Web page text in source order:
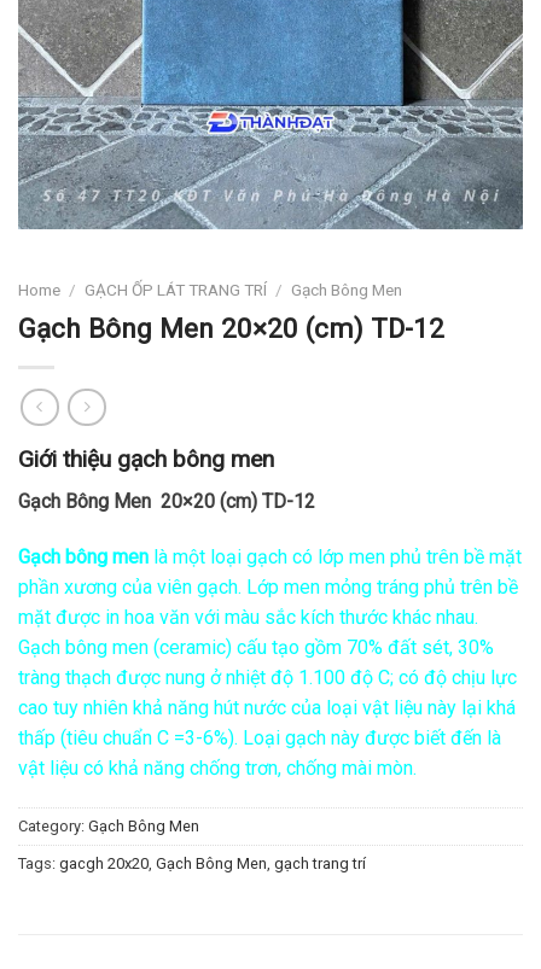
Home / GẠCH ỐP LÁT TRANG TRÍ / Gạch Bông Men
Gạch Bông Men 20×20 (cm) TD-12
Giới thiệu gạch bông men
Gạch Bông Men 20×20 (cm) TD-12
Gạch bông men là một loại gạch có lớp men phủ trên bề mặt
phần xương của viên gạch. Lớp men mỏng tráng phủ trên bề
mặt được in hoa văn với màu sắc kích thước khác nhau.
Gạch bông men (ceramic) cấu tạo gồm 70% đất sét, 30%
tràng thạch được nung ở nhiệt độ 1.100 độ C; có độ chịu lực
cao tuy nhiên khả năng hút nước của loại vật liệu này lại khá
thấp (tiêu chuẩn C =3-6%). Loại gạch này được biết đến là
vật liệu có khả năng chống trơn, chống mài mòn.
Category: Gạch Bông Men
Tags: gacgh 20x20, Gạch Bông Men, gạch trang trí